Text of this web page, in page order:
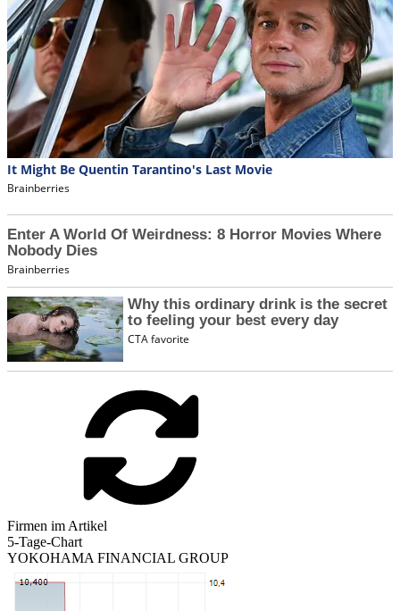
Firmen im Artikel
5-Tage-Chart
YOKOHAMA FINANCIAL GROUP